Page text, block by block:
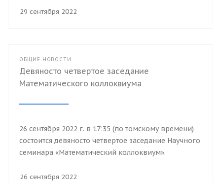
29 сентября 2022
ОБЩИЕ НОВОСТИ
Девяносто четвертое заседание
Математического коллоквиума
26 сентября 2022 г. в 17:35 (по томскому времени)
состоится девяносто четвертое заседание Научного
семинара «Математический коллоквиум».
26 сентября 2022